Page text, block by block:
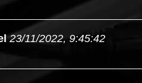
23/11/2022, 9:45:42